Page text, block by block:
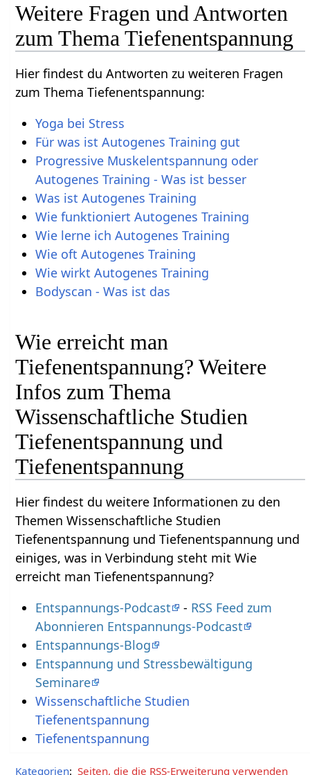
Weitere Fragen und Antworten
zum Thema Tiefenentspannung
Hier findest du Antworten zu weiteren Fragen
zum Thema Tiefenentspannung:
Yoga bei Stress
Für was ist Autogenes Training gut
Progressive Muskelentspannung oder
Autogenes Training - Was ist besser
Was ist Autogenes Training
Wie funktioniert Autogenes Training
Wie lerne ich Autogenes Training
Wie oft Autogenes Training
Wie wirkt Autogenes Training
Bodyscan - Was ist das
Wie erreicht man
Tiefenentspannung? Weitere
Infos zum Thema
Wissenschaftliche Studien
Tiefenentspannung und
Tiefenentspannung
Hier findest du weitere Informationen zu den
Themen Wissenschaftliche Studien
Tiefenentspannung und Tiefenentspannung und
einiges, was in Verbindung steht mit Wie
erreicht man Tiefenentspannung?
Entspannungs-Podcast
- RSS Feed zum
Abonnieren Entspannungs-Podcast
Entspannungs-Blog
Entspannung und Stressbewältigung
Seminare
Wissenschaftliche Studien
Tiefenentspannung
Tiefenentspannung
Kategorien: Seiten, die die RSS-Erweiterung verwenden